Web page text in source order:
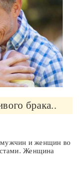
брака..
мужчин и женщин во
Женщина